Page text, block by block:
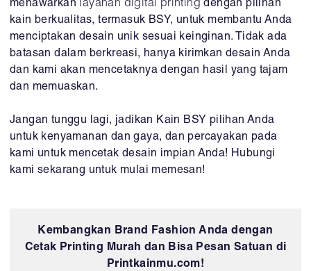
menawarkan layanan digital printing dengan pilihan
kain berkualitas, termasuk BSY, untuk membantu Anda
menciptakan desain unik sesuai keinginan. Tidak ada
batasan dalam berkreasi, hanya kirimkan desain Anda
dan kami akan mencetaknya dengan hasil yang tajam
dan memuaskan.
Jangan tunggu lagi, jadikan Kain BSY pilihan Anda
untuk kenyamanan dan gaya, dan percayakan pada
kami untuk mencetak desain impian Anda! Hubungi
kami sekarang untuk mulai memesan!
Kembangkan Brand Fashion Anda dengan
Cetak Printing Murah dan Bisa Pesan Satuan di
Printkainmu.com!